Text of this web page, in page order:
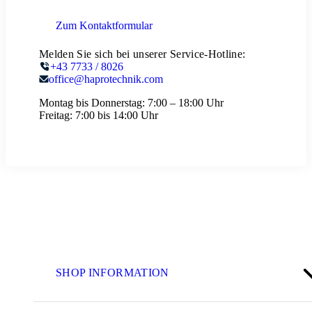
Zum Kontaktformular
Melden Sie sich bei unserer Service-Hotline:
+43 7733 / 8026
office@haprotechnik.com
Montag bis Donnerstag: 7:00 – 18:00 Uhr
Freitag: 7:00 bis 14:00 Uhr
SHOP INFORMATION